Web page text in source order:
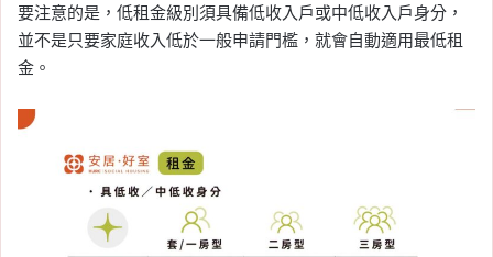
要注意的是，低租金級別須具備低收入戶或中低收入戶身分，
並不是只要家庭收入低於一般申請門檻，就會自動適用最低租
金。